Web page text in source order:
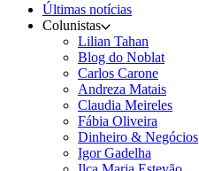
Últimas notícias
Colunistas
Lilian Tahan
Blog do Noblat
Carlos Carone
Andreza Matais
Claudia Meireles
Fábia Oliveira
Dinheiro & Negócios
Igor Gadelha